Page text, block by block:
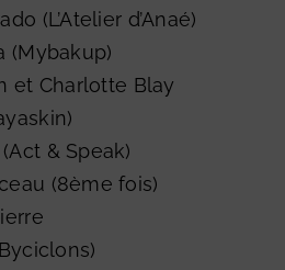
(L’Atelier d’Anaé)
(Mybakup)
et Charlotte Blay
)
Act & Speak)
(8ème fois)